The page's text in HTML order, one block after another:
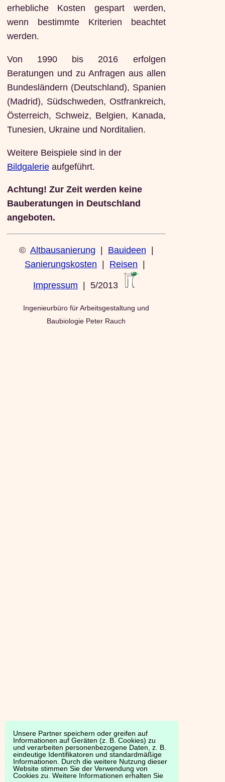
Unsere Partner speichern oder greifen auf
Informationen auf Geräten (z. B. Cookies) zu
und verarbeiten personenbezogene Daten, z. B.
eindeutige Identifikatoren und standardmäßige
Informationen. Durch die weitere Nutzung dieser
Website stimmen Sie der Verwendung von
Cookies zu. Weitere Informationen erhalten Sie
erhebliche Kosten gespart werden,
wenn bestimmte Kriterien beachtet
werden.
Von 1990 bis 2016 erfolgen
Beratungen und zu Anfragen aus allen
Bundesländern (Deutschland), Spanien
(Madrid), Südschweden, Ostfrankreich,
Österreich, Schweiz, Belgien, Kanada,
Tunesien, Ukraine und Norditalien.
Weitere Beispiele sind in der
Bildgalerieaufgeführt.
Achtung! Zur Zeit werden keine
Bauberatungen in Deutschland
angeboten.
© Altbausanierung Bauideen
Sanierungskosten
Reisen
Impressum | 5/2013
Ingenieurbüro für Arbeitsgestaltung und
Baubiologie Peter Rauch